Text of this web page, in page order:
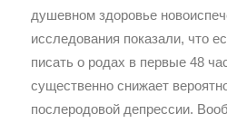
душевном здоровье
исследования показали, что
писать о родах в первые 48
существенно снижает
послеродовой депрессии.